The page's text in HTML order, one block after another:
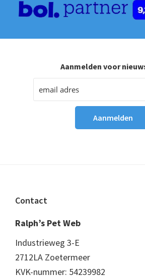
Aanmelden voor
Footer
Contact
Ralph’s Pet Web
Industrieweg 3-E
2712LA Zoetermeer
KVK-nummer: 54239982